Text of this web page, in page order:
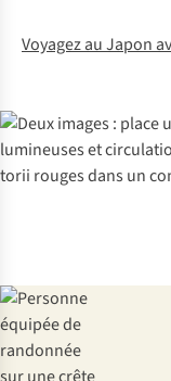
Voyagez au Japon